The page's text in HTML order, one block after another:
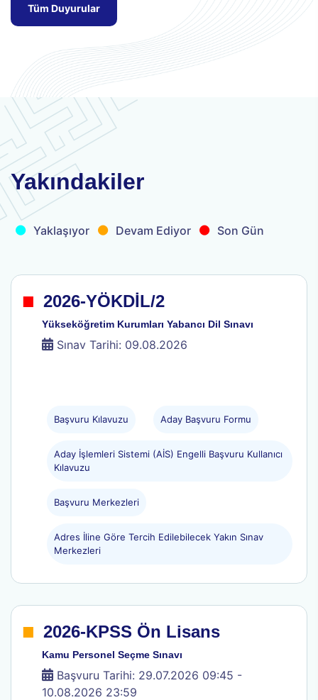
Tüm Duyurular
Yakındakiler
. Yaklaşıyor . Devam Ediyor . Son Gün
. 2026-YÖKDİL/2
Yükseköğretim Kurumları Yabancı Dil Sınavı
Sınav Tarihi: 09.08.2026
Başvuru Kılavuzu Aday Başvuru Formu
Aday İşlemleri Sistemi (AİS) Engelli Başvuru Kullanıcı
Kılavuzu
Başvuru Merkezleri
Adres İline Göre Tercih Edilebilecek Yakın Sınav
Merkezleri
. 2026-KPSS Ön Lisans
Kamu Personel Seçme Sınavı
Başvuru Tarihi: 29.07.2026 09:45 -
10.08.2026 23:59